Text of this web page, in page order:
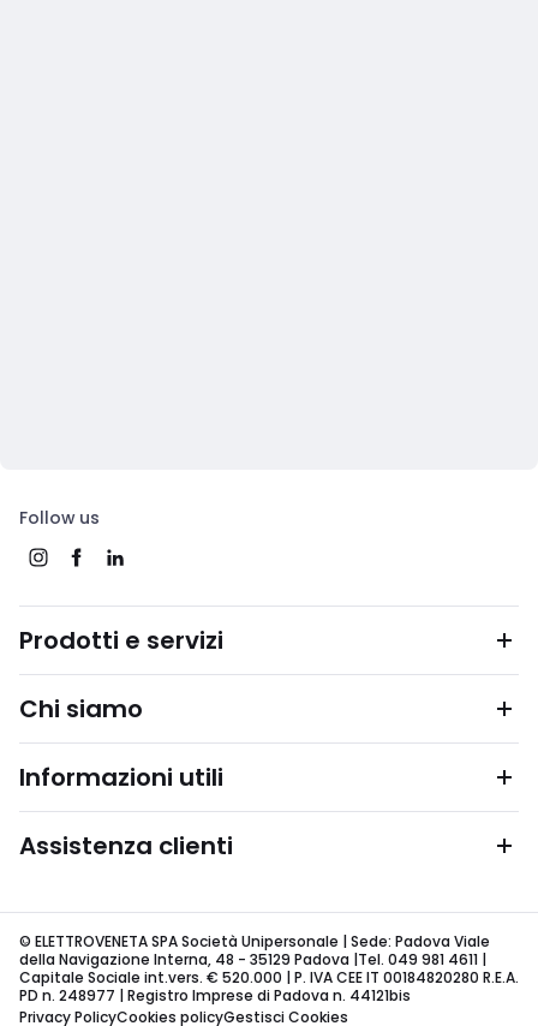
Follow us
Prodotti e servizi
Chi siamo
Informazioni utili
Assistenza clienti
© ELETTROVENETA SPA Società Unipersonale | Sede: Padova Viale
della Navigazione Interna, 48 - 35129 Padova |Tel. 049 981 4611 |
Capitale Sociale int.vers. € 520.000 | P. IVA CEE IT 00184820280 R.E.A.
PD n. 248977 | Registro Imprese di Padova n. 44121bis
Privacy PolicyCookies policyGestisci Cookies